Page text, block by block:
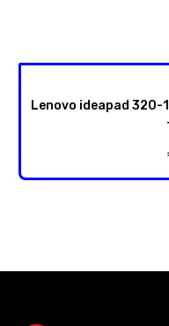
Lenovo ideapad 320-